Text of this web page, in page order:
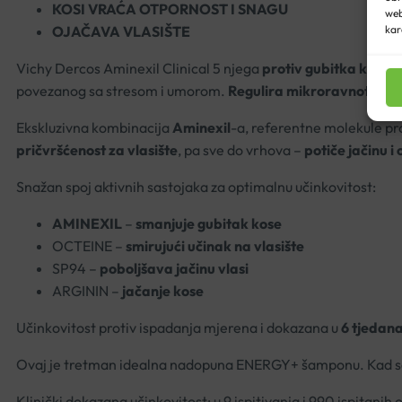
KOSI VRAĆA OTPORNOST I SNAGU
OJAČAVA VLASIŠTE
Vichy Dercos Aminexil Clinical 5 njega protiv gubitka kose
povezanog sa stresom i umorom. Regulira mikroravnotežu
Ekskluzivna kombinacija Aminexil-a, referentne molekule
pričvršćenost za vlasište, pa sve do vrhova – potiče jačinu i
Snažan spoj aktivnih sastojaka za optimalnu učinkovitost:
AMINEXIL – smanjuje gubitak kose
OCTEINE – smirujući učinak na vlasište
SP94 – poboljšava jačinu vlasi
ARGININ – jačanje kose
Učinkovitost protiv ispadanja mjerena i dokazana u 6
Ovaj je tretman idealna nadopuna ENERGY+ šamponu.